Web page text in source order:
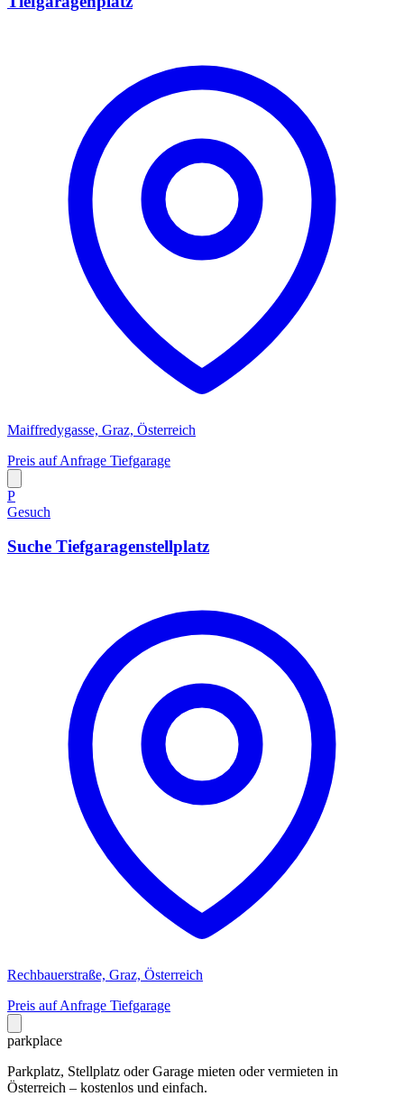
Maiffredygasse, Graz, Österreich
Preis auf Anfrage Tiefgarage
P
Gesuch
Suche Tiefgaragenstellplatz
Rechbauerstraße, Graz, Österreich
Preis auf Anfrage Tiefgarage
parkplace
Parkplatz, Stellplatz oder Garage mieten oder vermieten in
Österreich – kostenlos und einfach.